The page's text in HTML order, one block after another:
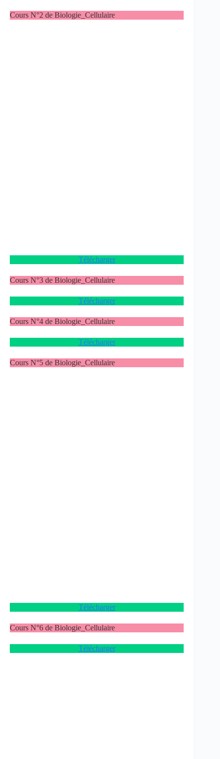
Cours N°2 de Biologie_Cellulaire
Télécharger
Cours N°3 de Biologie_Cellulaire
Télécharger
Cours N°4 de Biologie_Cellulaire
Télécharger
Cours N°5 de Biologie_Cellulaire
Télécharger
Cours N°6 de Biologie_Cellulaire
Télécharger